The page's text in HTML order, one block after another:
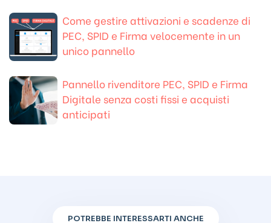
Come gestire attivazioni e scadenze di
PEC, SPID e Firma velocemente in un
unico pannello
Pannello rivenditore PEC, SPID e Firma
Digitale senza costi fissi e acquisti
anticipati
POTREBBE INTERESSARTI ANCHE